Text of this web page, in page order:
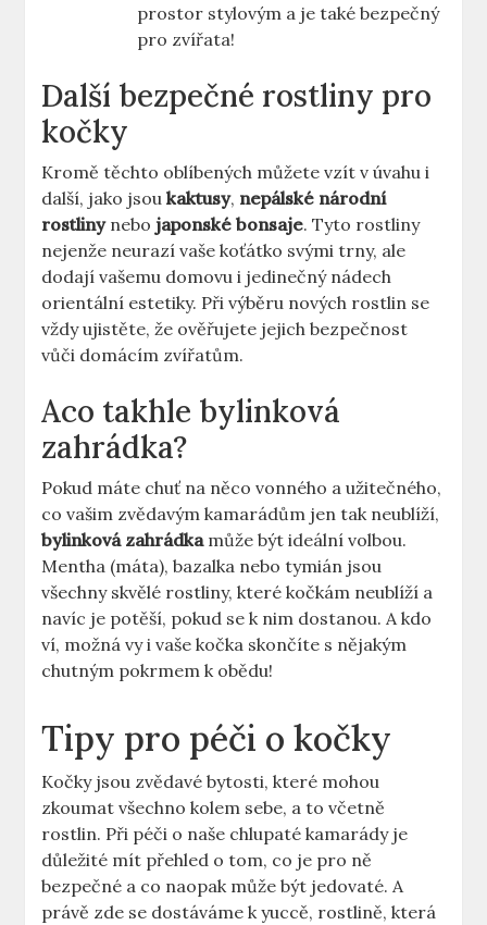
prostor stylovým a je také bezpečný
pro zvířata!
Další bezpečné rostliny pro
kočky
Kromě těchto oblíbených můžete vzít v úvahu i
další, jako jsoukaktusy, nepálské národní
rostlinynebo japonské bonsaje. Tyto rostliny
nejenže neurazí vaše koťátko svými trny, ale
dodají vašemu domovu i jedinečný nádech
orientální estetiky. Při výběru nových rostlin se
vždy ujistěte, že ověřujete jejich bezpečnost
vůči domácím zvířatům.
Aco takhle bylinková
zahrádka?
Pokud máte chuť na něco vonného a užitečného,
co vašim zvědavým kamarádům jen tak neublíží,
bylinková zahrádkamůže být ideální volbou.
Mentha (máta), bazalka nebo tymián jsou
všechny skvělé rostliny, které kočkám neublíží a
navíc je potěší, pokud se k nim dostanou. A kdo
ví, možná vy i vaše kočka skončíte s nějakým
chutným pokrmem k obědu!
Tipy pro péči o kočky
Kočky jsou zvědavé bytosti, které mohou
zkoumat všechno kolem sebe, a to včetně
rostlin. Při péči o naše chlupaté kamarády je
důležité mít přehled o tom, co je pro ně
bezpečné a co naopak může být jedovaté. A
právě zde se dostáváme k yuccě, rostlině, která